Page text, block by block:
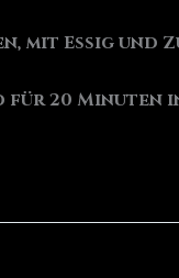
mit Essig und
20 Minuten